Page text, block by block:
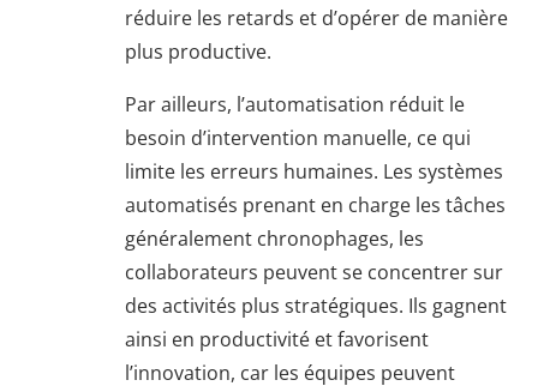
réduire les retards et d’opérer de manière
plus productive.
Par ailleurs, l’automatisation réduit le
besoin d’intervention manuelle, ce qui
limite les erreurs humaines. Les systèmes
automatisés prenant en charge les tâches
généralement chronophages, les
collaborateurs peuvent se concentrer sur
des activités plus stratégiques. Ils gagnent
ainsi en productivité et favorisent
l’innovation, car les équipes peuvent